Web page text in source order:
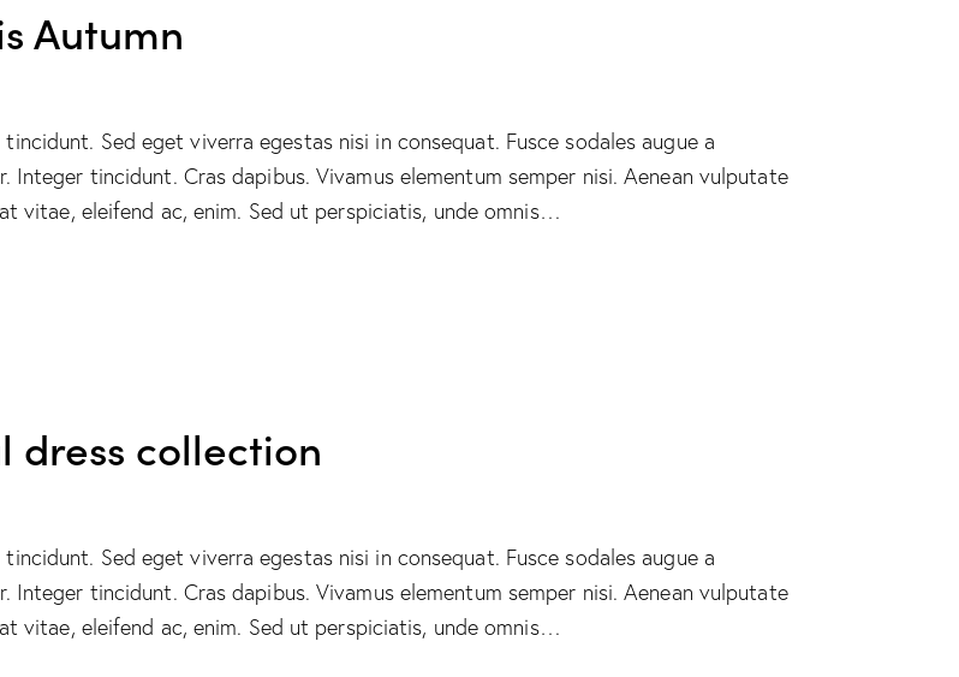
Autumn
Sed eget viverra egestas nisi in consequat. Fusce sodales augue a
tincidunt. Cras dapibus. Vivamus elementum semper nisi. Aenean vulputate
vitae, eleifend ac, enim. Sed ut perspiciatis, unde omnis…
dress collection
Sed eget viverra egestas nisi in consequat. Fusce sodales augue a
tincidunt. Cras dapibus. Vivamus elementum semper nisi. Aenean vulputate
vitae, eleifend ac, enim. Sed ut perspiciatis, unde omnis…